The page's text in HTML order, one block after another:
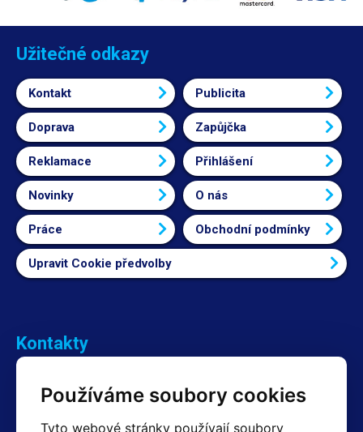
Používáme soubory cookies
Tyto webové stránky používají soubory
Užitečné odkazy
Kontakt Publicita
Doprava Zapůjčka
Reklamace Přihlášení
Novinky O nás
Práce Obchodní podmínky
Upravit Cookie předvolby
Kontakty
+420 603 357 606 +420 605 234 204